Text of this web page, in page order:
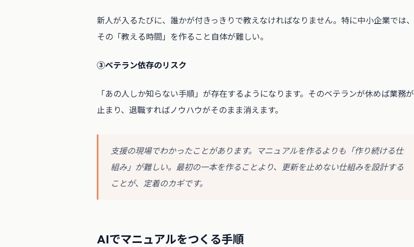
新人が入るたびに、誰かが付きっきりで教えなければなりません。特に中小企業では、
その「教える時間」を作ること自体が難しい。
③ベテラン依存のリスク
「あの人しか知らない手順」が存在するようになります。そのベテランが休めば業務が
止まり、退職すればノウハウがそのまま消えます。
支援の現場でわかったことがあります。マニュアルを作るよりも「作り続ける仕
組み」が難しい。最初の一本を作ることより、更新を止めない仕組みを設計する
ことが、定着のカギです。
AIでマニュアルをつくる手順